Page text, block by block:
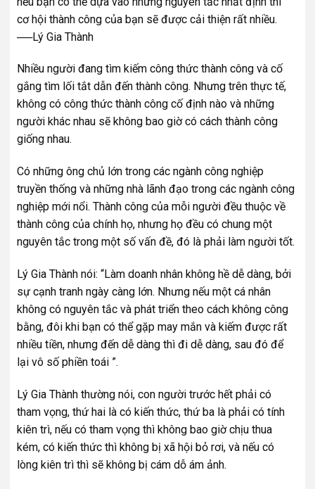
cơ hội thành công của bạn sẽ được cải thiện rất nhiều.
──Lý Gia Thành
Nhiều người đang tìm kiếm công thức thành công và cố
gắng tìm lối tắt dẫn đến thành công. Nhưng trên thực tế,
không có công thức thành công cố định nào và những
người khác nhau sẽ không bao giờ có cách thành công
giống nhau.
Có những ông chủ lớn trong các ngành công nghiệp
truyền thống và những nhà lãnh đạo trong các ngành công
nghiệp mới nổi. Thành công của mỗi người đều thuộc về
thành công của chính họ, nhưng họ đều có chung một
nguyên tắc trong một số vấn đề, đó là phải làm người tốt.
Lý Gia Thành nói: “Làm doanh nhân không hề dễ dàng, bởi
sự cạnh tranh ngày càng lớn. Nhưng nếu một cá nhân
không có nguyên tắc và phát triển theo cách không công
bằng, đôi khi bạn có thể gặp may mắn và kiếm được rất
nhiều tiền, nhưng đến dễ dàng thì đi dễ dàng, sau đó để
lại vô số phiền toái ”.
Lý Gia Thành thường nói, con người trước hết phải có
tham vọng, thứ hai là có kiến ​​thức, thứ ba là phải có tính
kiên trì, nếu có tham vọng thì không bao giờ chịu thua
kém, có kiến ​​thức thì không bị xã hội bỏ rơi, và nếu có
lòng kiên trì thì sẽ không bị cám dỗ ám ảnh.